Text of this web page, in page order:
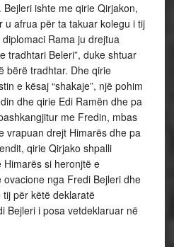
ishte me qirie Qirjakon,
u afrua për ta takuar kolegu i tij
Rama ju drejtua
tradhtari Beleri”, duke shtuar
bërë tradhtar. Dhe qirie
e kësaj “shakaje”, një pohim
dhe qirie Edi Ramën dhe pa
me Fredin, mbas
vrapuan drejt Himarës dhe pa
qirie Qirjako shpalli
si heronjtë e
nga Fredi Bejleri dhe
për këtë deklaratë
Bejleri i posa vetdeklaruar në